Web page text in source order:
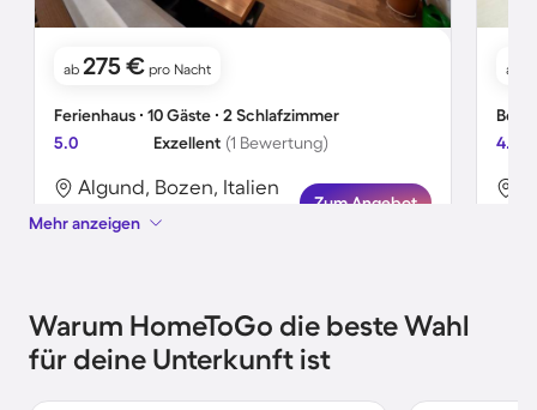
ab 275 € pro Nacht
Ferienhaus ∙ 10 Gäste ∙ 2 Schlafzimmer
5.0
Exzellent (1 Bewertung)
Algund, Bozen, Italien
Zum Angebot
ab
Bed
4.0
Mehr anzeigen
Warum HomeToGo die beste Wahl
für deine Unterkunft ist